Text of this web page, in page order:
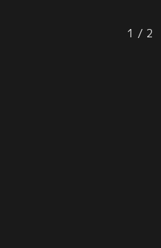
以下、手を変え品を変え彼に迫る。
だが、やはり“超生物”には隙らしい
1